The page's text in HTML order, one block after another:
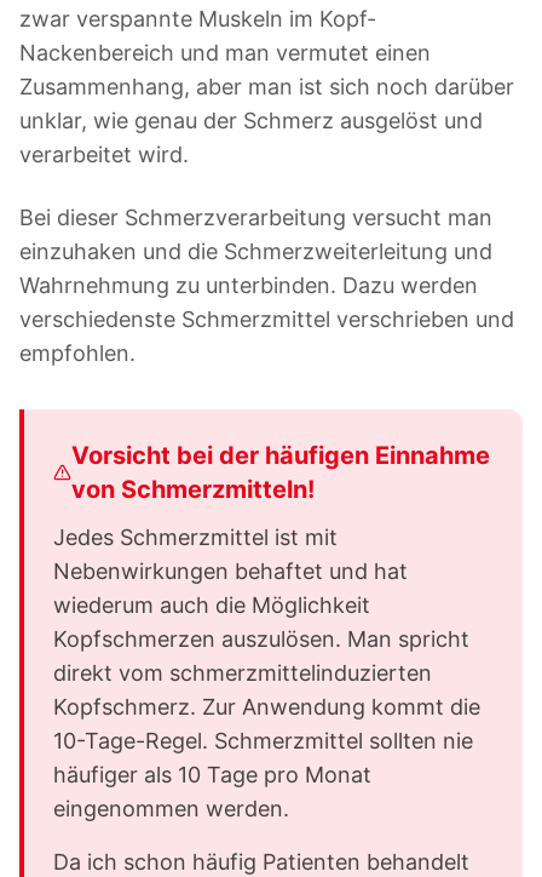
zwar verspannte Muskeln im Kopf-
Nackenbereich und man vermutet einen
Zusammenhang, aber man ist sich noch darüber
unklar, wie genau der Schmerz ausgelöst und
verarbeitet wird.
Bei dieser Schmerzverarbeitung versucht man
einzuhaken und die Schmerzweiterleitung und
Wahrnehmung zu unterbinden. Dazu werden
verschiedenste Schmerzmittel verschrieben und
empfohlen.
Vorsicht bei der häufigen Einnahme
von Schmerzmitteln!
Jedes Schmerzmittel ist mit
Nebenwirkungen behaftet und hat
wiederum auch die Möglichkeit
Kopfschmerzen auszulösen. Man spricht
direkt vom schmerzmittelinduzierten
Kopfschmerz. Zur Anwendung kommt die
10-Tage-Regel. Schmerzmittel sollten nie
häufiger als 10 Tage pro Monat
eingenommen werden.
Da ich schon häufig Patienten behandelt